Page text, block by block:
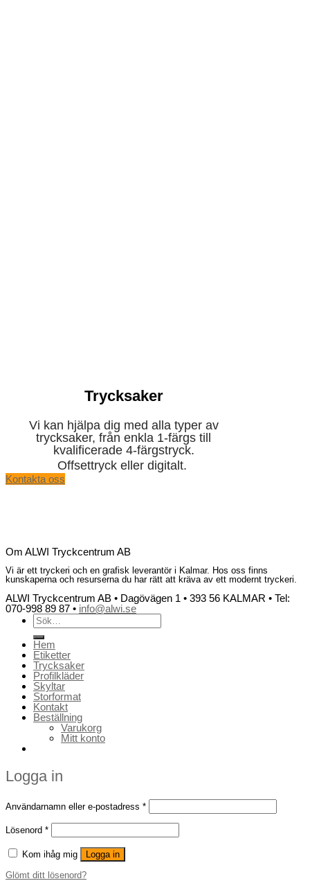
Trycksaker
Vi kan hjälpa dig med alla typer av
trycksaker, från enkla 1-färgs till
kvalificerade 4-färgstryck.
Offsettryck eller digitalt.
Kontakta oss
Om ALWI Tryckcentrum AB
Vi är ett tryckeri och en grafisk leverantör i Kalmar. Hos oss finns
kunskaperna och resurserna du har rätt att kräva av ett modernt tryckeri.
ALWI Tryckcentrum AB • Dagövägen 1 • 393 56 KALMAR • Tel:
070-998 89 87 • info@alwi.se
Sök
efter:
Hem
Etiketter
Trycksaker
Profilkläder
Skyltar
Storformat
Kontakt
Beställning
Varukorg
Mitt konto
Logga in
Användarnamn eller e-postadress *
Lösenord *
Kom ihåg mig
Logga in
Glömt ditt lösenord?